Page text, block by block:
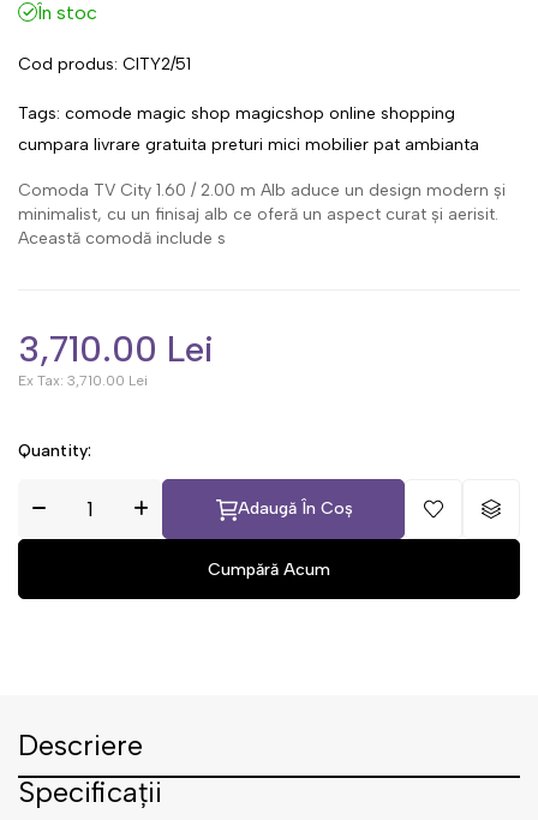
În stoc
Cod produs: CITY2/51
Tags: comode magic shop magicshop online shopping
cumpara livrare gratuita preturi mici mobilier pat ambianta
Comoda TV City 1.60 / 2.00 m Alb aduce un design modern și
minimalist, cu un finisaj alb ce oferă un aspect curat și aerisit.
Această comodă include s
3,710.00 Lei
Ex Tax: 3,710.00 Lei
Quantity:
Adaugă În Coș
Descriere
Specificații